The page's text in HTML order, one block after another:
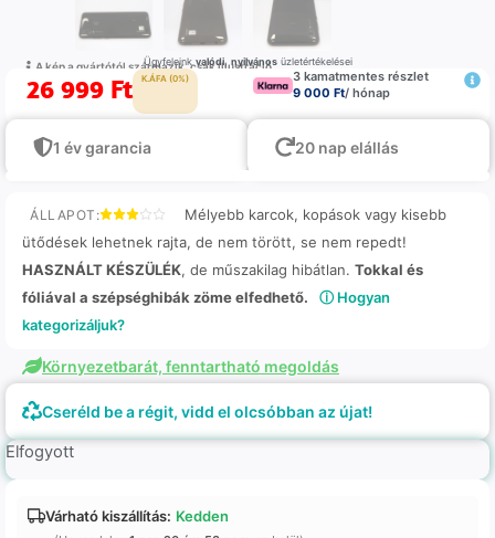
A kép a gyártótól származik, csak illustráció
Ügyfeleinkvalódi,nyilvánosüzletértékelései
26 999 Ft K.ÁFA (0%)
3 kamatmentes részlet
9 000 Ft/ hónap
1 év garancia 20 nap elállás
ÁLLAPOT:
Mélyebb karcok, kopások vagy kisebb
ütődések lehetnek rajta, de nem törött, se nem repedt!
HASZNÁLT KÉSZÜLÉK, de műszakilag hibátlan. Tokkal és
fóliával a szépséghibák zöme elfedhető.
ⓘ Hogyan
kategorizáljuk?
Környezetbarát, fenntartható megoldás
Cseréld be a régit, vidd el olcsóbban az újat!
Elfogyott
Várható kiszállítás: Kedden